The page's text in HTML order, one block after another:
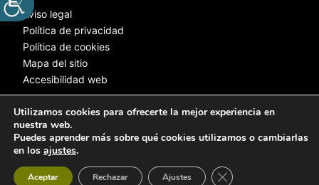
Aviso legal
Política de privacidad
Política de cookies
Mapa del sitio
Accesibilidad web
© 2025 Web desarrollada por el Servicio de Informática de Diputación
Utilizamos cookies para ofrecerte la mejor experiencia en
nuestra web.
Puedes aprender más sobre qué cookies utilizamos o cambiarlas
en los ajustes.
Aceptar Rechazar Ajustes Cerrar el banner de